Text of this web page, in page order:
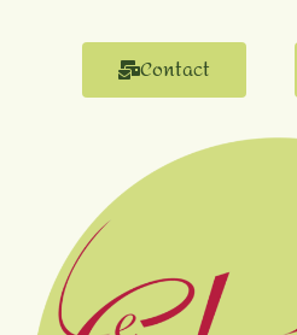
Contact